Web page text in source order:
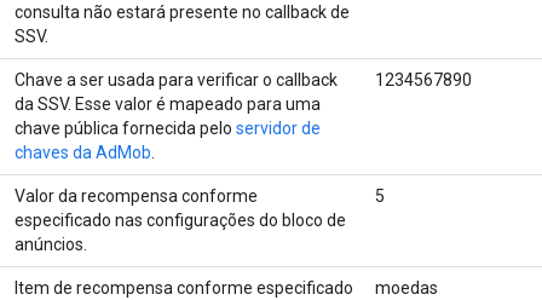
consulta não estará presente no callback de
SSV.
Chave a ser usada para verificar o callback
da SSV. Esse valor é mapeado para uma
chave pública fornecida pelo servidor de
chaves da AdMob
1234567890
Valor da recompensa conforme
especificado nas configurações do bloco de
anúncios.
5
Item de recompensa conforme especificado
moedas